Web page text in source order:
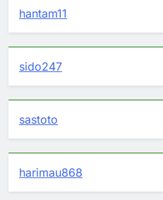
hantam11
sido247
sastoto
harimau868